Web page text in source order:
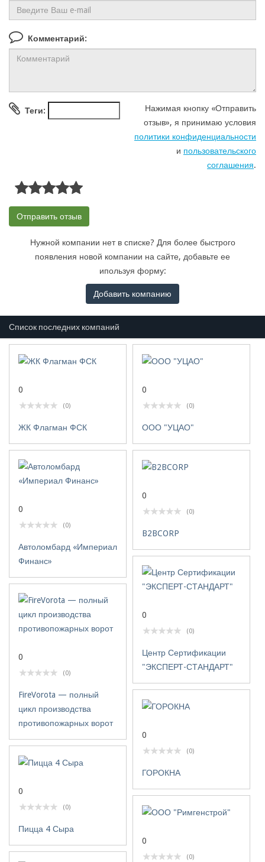
Комментарий:
Нажимая кнопку «Отправить
отзыв», я принимаю условия
политики конфиденциальности
и пользовательского
соглашения.
Теги:
Нужной компании нет в списке? Для более быстрого
появления новой компании на сайте, добавьте ее
ипользуя форму:
Добавить компанию
Список последних компаний
0
(0)
ЖК Флагман ФСК
0
(0)
ООО "УЦАО"
0
(0)
Автоломбард «Империал
Финанс»
0
(0)
B2BCORP
0
(0)
Центр Сертификации
"ЭКСПЕРТ-СТАНДАРТ"
0
(0)
FireVorota — полный
цикл производства
противопожарных ворот
0
(0)
ГОРОКНА
0
(0)
Пицца 4 Сыра
0
(0)